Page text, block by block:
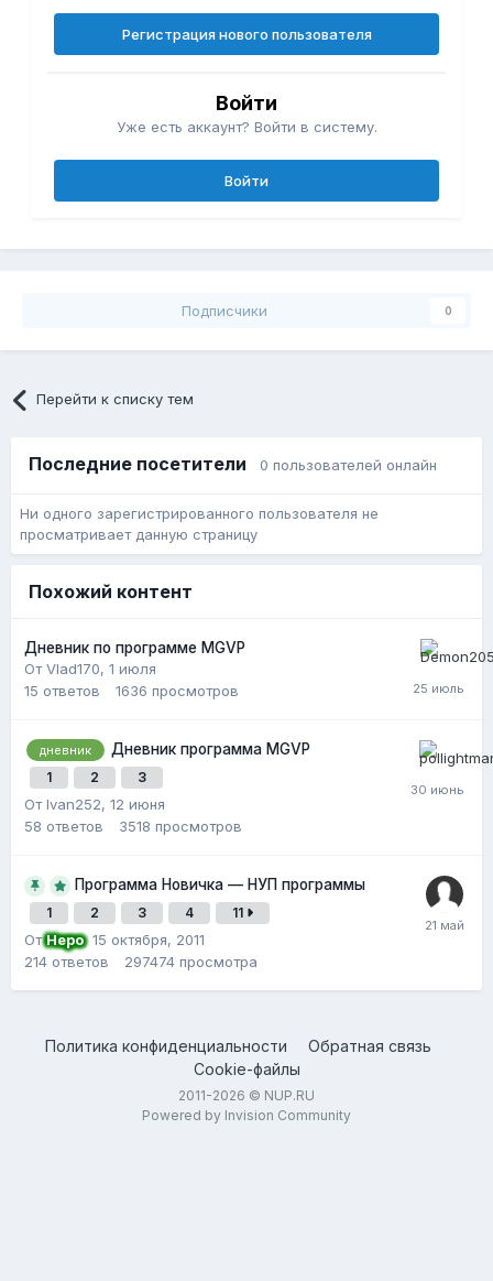
Регистрация нового пользователя
Войти
Уже есть аккаунт? Войти в систему.
Войти
Подписчики 0
Перейти к списку тем
Последние посетители 0 пользователей онлайн
Ни одного зарегистрированного пользователя не
просматривает данную страницу
Похожий контент
Дневник по программе MGVP
От Vlad170, 1 июля
15 ответов 1636 просмотров
дневник Дневник программа MGVP
1 2 3
От Ivan252, 12 июня
58 ответов 3518 просмотров
Программа Новичка — НУП программы
1 2 3 4 11
ОтНеро,15 октября, 2011
214 ответов 297474 просмотра
Политика конфиденциальности
Обратная связь
Cookie-файлы
2011-2026 © NUP.RU
Powered by Invision Community